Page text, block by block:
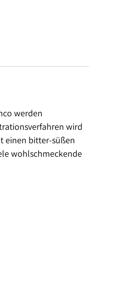
werden
wird
einen bitter-süßen
wohlschmeckende